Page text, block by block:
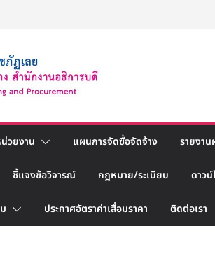
วยงาน แผนการจัดซื้อจัดจ้าง รายงา
ชี้แจงข้อวิจารณ์ กฎหมาย/ระเบียบ ดาว
ประกาศอัตราค่าเสื่อมราคา ติดต่อเรา